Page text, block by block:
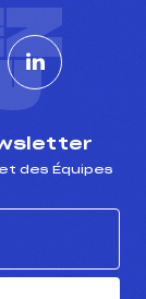
des Équipes